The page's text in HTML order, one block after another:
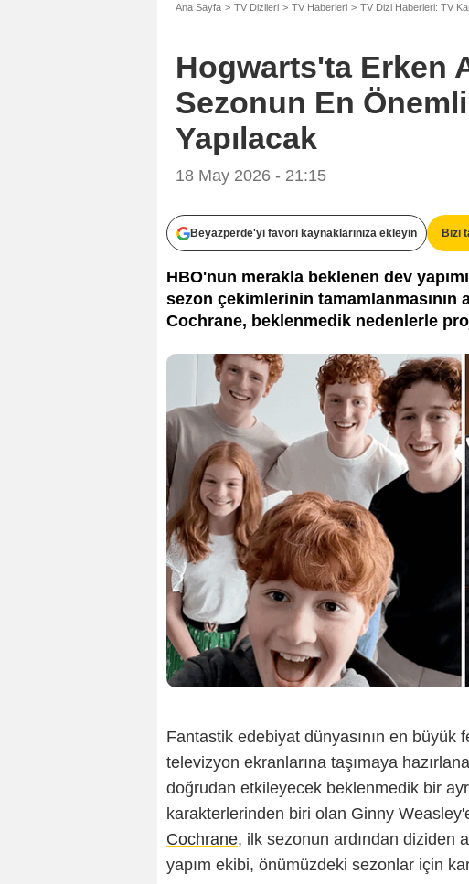
Ana Sayfa TV Dizileri TV Haberleri TV Dizi Haberleri: TV
Hogwarts'ta Erken
Sezonun En
Yapılacak
18 May 2026 - 21:15
Beyazperde'yi favori kaynaklarınıza ekleyin Bizi
HBO'nun merakla beklenen dev
sezon çekimlerinin tamamlanmasının
Cochrane, beklenmedik nedenlerle
Fantastik edebiyat dünyasının en büyük
televizyon ekranlarına taşımaya
doğrudan etkileyecek beklenmedik bir
karakterlerinden biri olan Ginny
Cochrane, ilk sezonun ardından diziden
yapım ekibi, önümüzdeki sezonlar için